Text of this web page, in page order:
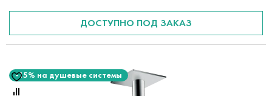
ДОСТУПНО ПОД ЗАКАЗ
-15% на душевые системы